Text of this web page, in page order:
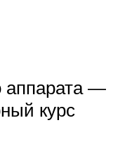
аппарата —
курс